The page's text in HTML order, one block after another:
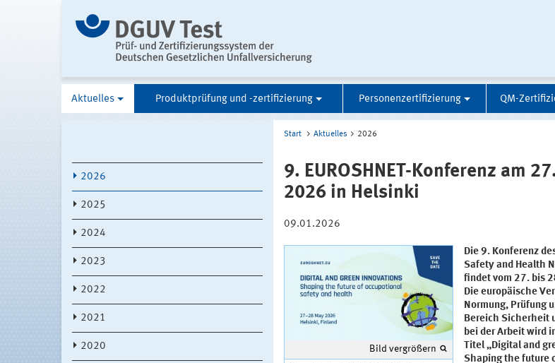
Aktuelles Produktprüfung und -zertifizierung Personenzertifizierung QM-
2026
2025
2024
2023
2022
2021
2020
Start Aktuelles 2026
9. EUROSHNET-Konferenz am
2026 in Helsinki
09.01.2026
Bild vergrößern
Die 9. Konferenz
Safety and Health
findet vom 27. bis
Die europäische
Normung, Prüfung
Bereich Sicherheit
bei der Arbeit wird
Titel „Digital and
Shaping the future